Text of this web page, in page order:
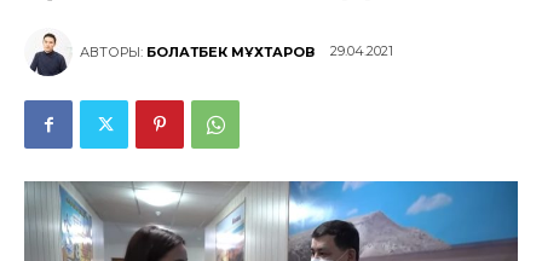
АВТОРЫ: БОЛАТБЕК МҰХТАРОВ 29.04.2021